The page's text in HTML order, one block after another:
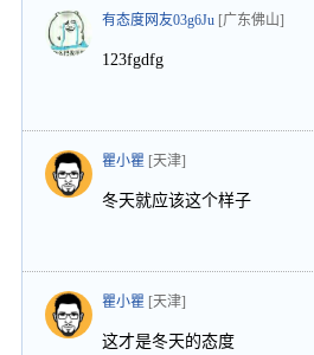
有态度网友03g6Ju [广东佛山]
123fgdfg
瞿小瞿 [天津]
冬天就应该这个样子
瞿小瞿 [天津]
这才是冬天的态度